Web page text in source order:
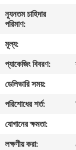
আমাদের
কারখানা
ভ্রমণ
মান
নিয়ন্ত্রণ
ন্যূনতম চাহিদার
পরিমাণ:
মূল্য:
প্যাকেজিং বিবরণ:
ডেলিভারি সময়:
পরিশোধের শর্ত:
যোগানের ক্ষমতা:
লক্ষণীয় করা: